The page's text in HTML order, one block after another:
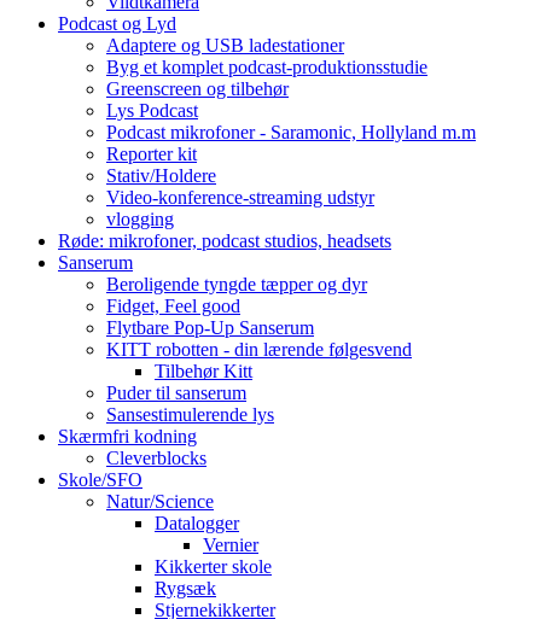
Podcast og Lyd
Adaptere og USB ladestationer
Byg et komplet podcast-produktionsstudie
Greenscreen og tilbehør
Lys Podcast
Podcast mikrofoner - Saramonic, Hollyland m.m
Reporter kit
Stativ/Holdere
Video-konference-streaming udstyr
vlogging
Røde: mikrofoner, podcast studios, headsets
Sanserum
Beroligende tyngde tæpper og dyr
Fidget, Feel good
Flytbare Pop-Up Sanserum
KITT robotten - din lærende følgesvend
Tilbehør Kitt
Puder til sanserum
Sansestimulerende lys
Skærmfri kodning
Cleverblocks
Skole/SFO
Natur/Science
Datalogger
Vernier
Kikkerter skole
Rygsæk
Stjernekikkerter